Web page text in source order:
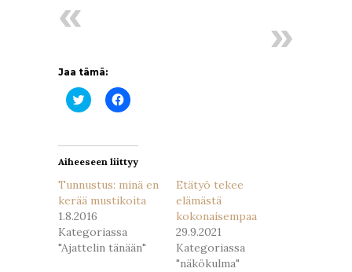
Jaa tämä:
Jaa
Twitterissä(Avautuu
Jaa
Facebookissa(Avautuu
Aiheeseen liittyy
Tunnustus: minä en
kerää mustikoita
1.8.2016
Kategoriassa
"Ajattelin tänään"
Etätyö tekee
elämästä
kokonaisempaa
29.9.2021
Kategoriassa
"näkökulma"